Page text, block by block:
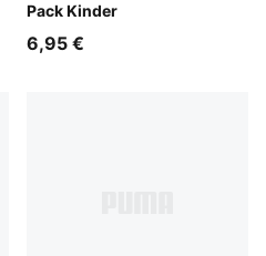
Pack Kinder
6,95 €